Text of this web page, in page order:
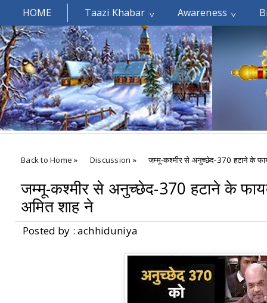
HOME Taazi Khabar Awareness
Welcomes You.....
Back to Home » Discussion » जम्मू-कश्मीर से अनुच्छेद-370 हटाने के
जम्मू-कश्मीर से अनुच्छेद-370 हटाने के
अमित शाह ने
Posted by : achhiduniya